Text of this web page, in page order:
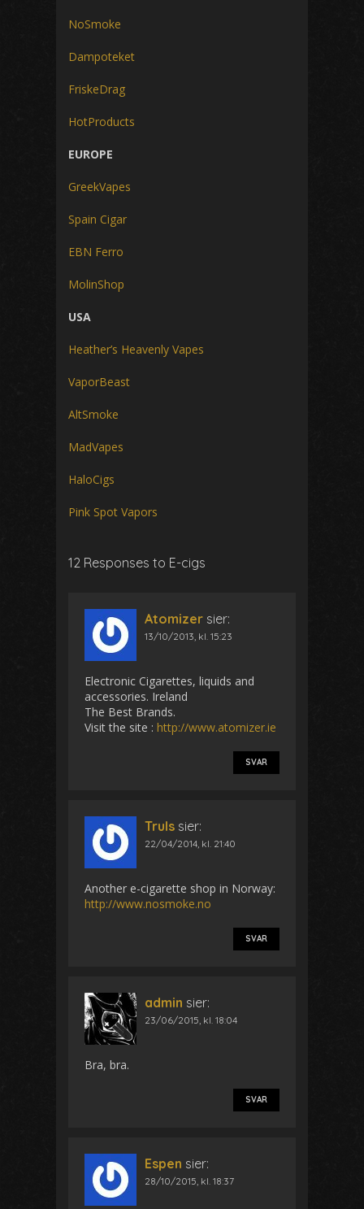
NoSmoke
Dampoteket
FriskeDrag
HotProducts
EUROPE
GreekVapes
Spain Cigar
EBN Ferro
MolinShop
USA
Heather’s Heavenly Vapes
VaporBeast
AltSmoke
MadVapes
HaloCigs
Pink Spot Vapors
12 Responses to E-cigs
Atomizer sier:
13/10/2013, kl. 15:23
Electronic Cigarettes, liquids and
accessories. Ireland
The Best Brands.
Visit the site : http://www.atomizer.ie
SVAR
Truls sier:
22/04/2014, kl. 21:40
Another e-cigarette shop in Norway:
http://www.nosmoke.no
SVAR
admin sier:
23/06/2015, kl. 18:04
Bra, bra.
SVAR
Espen sier:
28/10/2015, kl. 18:37